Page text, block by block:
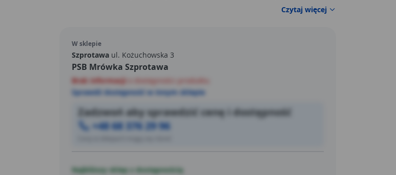
grzejnika. Produkt wyposażono w żarniki halogenowe. Siłę grzania
ogrzanego powietrza.
antyprzechyłowy wyłącznik bezpieczeństwa.
Czytaj więcej
W sklepie
Szprotawa ul. Kożuchowska 3
PSB Mrówka Szprotawa
Brak informacji
o dostępności produktu
Sprawdź dostępność w innym sklepie
Zadzwoń aby sprawdzić cenę i dostępność
+48 68 376 29 96
Najbliższy sklep z dostępnością